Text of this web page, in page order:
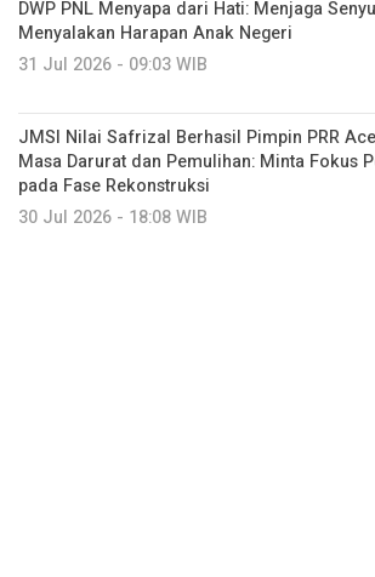
DWP PNL Menyapa dari Hati: Menjaga
Menyalakan Harapan Anak Negeri
31 Jul 2026 - 09:03 WIB
JMSI Nilai Safrizal Berhasil Pimpin PRR
Masa Darurat dan Pemulihan: Minta Fokus
pada Fase Rekonstruksi
30 Jul 2026 - 18:08 WIB